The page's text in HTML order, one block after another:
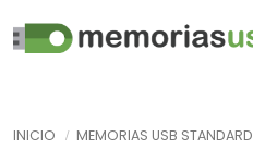
INICIO MEMORIAS USB STANDARD